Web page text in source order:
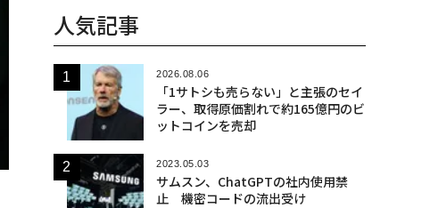
人気記事
2026.08.06
「1サトシも売らない」と主張のセイ
ラー、取得原価割れで約165億円のビ
ットコインを売却
2023.05.03
サムスン、ChatGPTの社内使用禁
止 機密コードの流出受け